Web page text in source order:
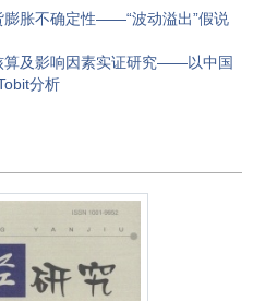
膨胀不确定性——“波动溢出”假说
算及影响因素实证研究——以中国
分析